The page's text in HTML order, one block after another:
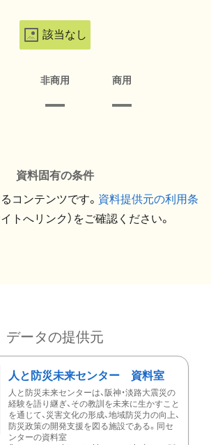
該当なし
非商用 商用
資料固有の条件
コンテンツです。 資料提供元の利用条
イトへリンク）をご確認ください。
データの提供元
人と防災未来センター 資料室
人と防災未来センターは、阪神・淡路大震災の
経験を語り継ぎ、その教訓を未来に生かすこと
を通じて、災害文化の形成、地域防災力の向上、
防災政策の開発支援を図る施設である。同セ
ンターの資料室